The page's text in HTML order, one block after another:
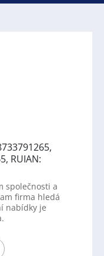
RUIAN:
společnosti a
firma hledá
nabídky je